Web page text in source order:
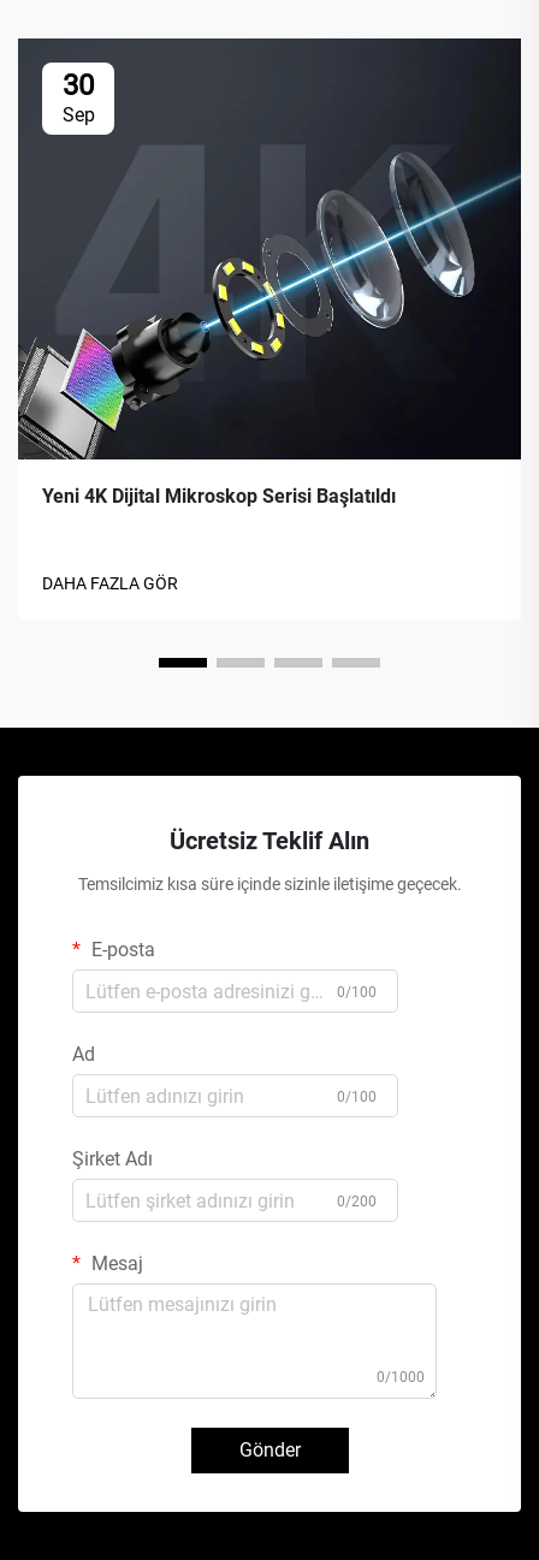
30
Sep
Yeni 4K Dijital Mikroskop Serisi Başlatıldı
DAHA FAZLA GÖR
Ücretsiz Teklif Alın
Temsilcimiz kısa süre içinde sizinle iletişime geçecek.
E-posta
0/100
Ad
0/100
Şirket Adı
0/200
Mesaj
0/1000
Gönder